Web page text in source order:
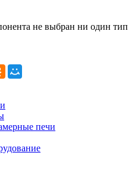
не выбран ни один тип
печи